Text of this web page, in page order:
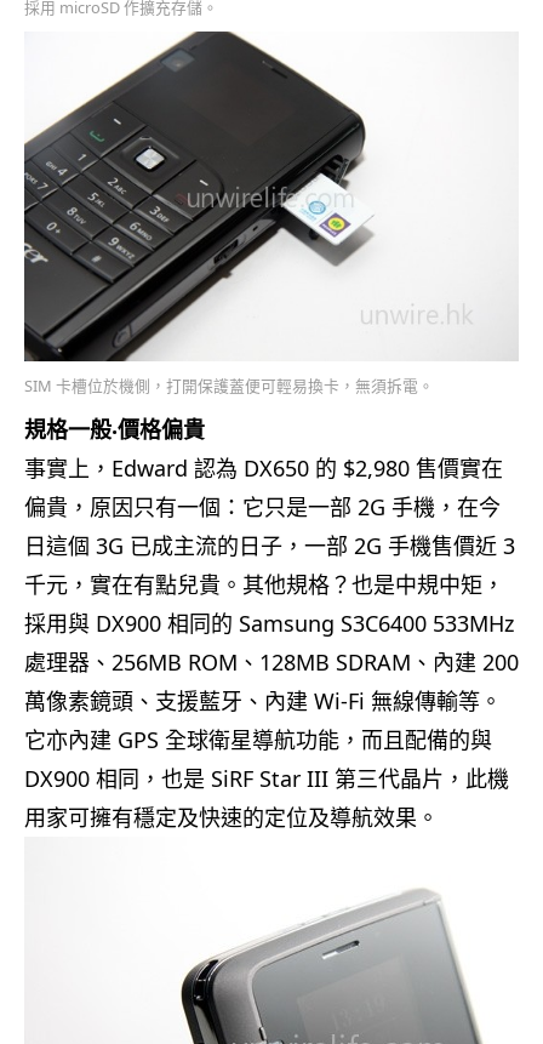
採用 microSD 作擴充存儲。
SIM 卡槽位於機側，打開保護蓋便可輕易換卡，無須拆電。
規格一般‧價格偏貴
事實上，Edward 認為 DX650 的 $2,980 售價實在
偏貴，原因只有一個：它只是一部 2G 手機，在今
日這個 3G 已成主流的日子，一部 2G 手機售價近 3
千元，實在有點兒貴。其他規格？也是中規中矩，
採用與 DX900 相同的 Samsung S3C6400 533MHz
處理器、256MB ROM、128MB SDRAM、內建 200
萬像素鏡頭、支援藍牙、內建 Wi-Fi 無線傳輸等。
它亦內建 GPS 全球衛星導航功能，而且配備的與
DX900 相同，也是 SiRF Star III 第三代晶片，此機
用家可擁有穩定及快速的定位及導航效果。